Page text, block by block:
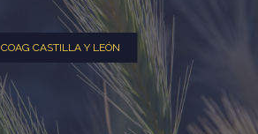
COAG CASTILLA Y LEÓN